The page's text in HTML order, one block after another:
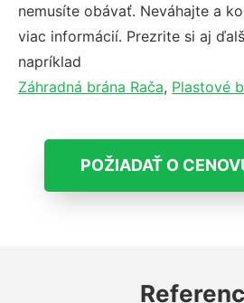
nemusíte obávať. Neváhajte a
viac informácií. Prezrite si aj
napríklad
Záhradná brána Rača, Plastové
POŽIADAŤ O